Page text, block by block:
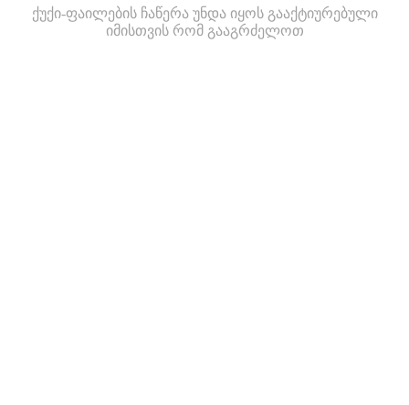
ქუქი-ფაილების ჩაწერა უნდა იყოს გააქტიურებული
იმისთვის რომ გააგრძელოთ